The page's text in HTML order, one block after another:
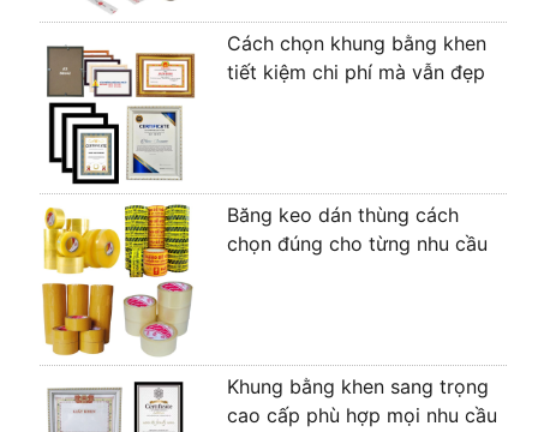
Cách chọn khung bằng khen
tiết kiệm chi phí mà vẫn đẹp
Băng keo dán thùng cách
chọn đúng cho từng nhu cầu
Khung bằng khen sang trọng
cao cấp phù hợp mọi nhu cầu